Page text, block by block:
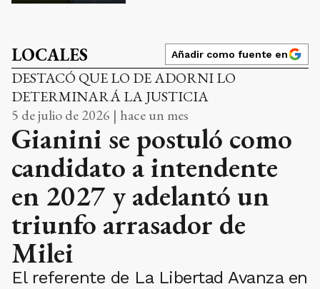
LOCALES Añadir como fuente en
DESTACÓ QUE LO DE ADORNI LO
DETERMINARÁ LA JUSTICIA
5 de julio de 2026 | hace un mes
Gianini se postuló como
candidato a intendente
en 2027 y adelantó un
triunfo arrasador de
Milei
El referente de La Libertad Avanza en